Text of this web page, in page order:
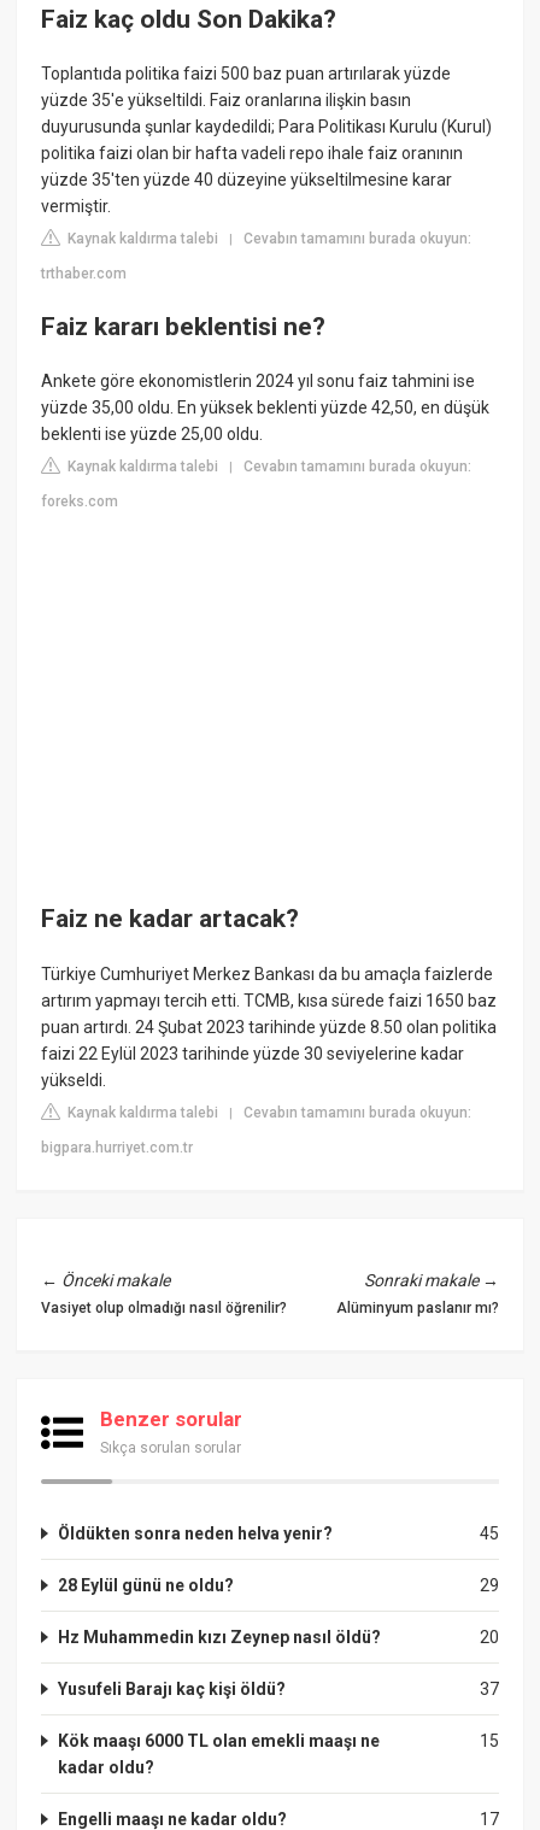
Faiz kaç oldu Son Dakika?
Toplantıda politika faizi 500 baz puan artırılarak yüzde
yüzde 35'e yükseltildi. Faiz oranlarına ilişkin basın
duyurusunda şunlar kaydedildi; Para Politikası Kurulu (Kurul)
politika faizi olan bir hafta vadeli repo ihale faiz oranının
yüzde 35'ten yüzde 40 düzeyine yükseltilmesine karar
vermiştir.
Kaynak kaldırma talebi |Cevabın tamamını burada okuyun:
trthaber.com
Faiz kararı beklentisi ne?
Ankete göre ekonomistlerin 2024 yıl sonu faiz tahmini ise
yüzde 35,00 oldu. En yüksek beklenti yüzde 42,50, en düşük
beklenti ise yüzde 25,00 oldu.
Kaynak kaldırma talebi |Cevabın tamamını burada okuyun:
foreks.com
Faiz ne kadar artacak?
Türkiye Cumhuriyet Merkez Bankası da bu amaçla faizlerde
artırım yapmayı tercih etti. TCMB, kısa sürede faizi 1650 baz
puan artırdı. 24 Şubat 2023 tarihinde yüzde 8.50 olan politika
faizi 22 Eylül 2023 tarihinde yüzde 30 seviyelerine kadar
yükseldi.
Kaynak kaldırma talebi |Cevabın tamamını burada okuyun:
bigpara.hurriyet.com.tr
← Önceki makale
Vasiyet olup olmadığı nasıl öğrenilir?
Sonraki makale→
Alüminyum paslanır mı?
Benzer sorular
Sıkça sorulan sorular
45
Öldükten sonra neden helva yenir?
29
28 Eylül günü ne oldu?
20
Hz Muhammedin kızı Zeynep nasıl öldü?
37
Yusufeli Barajı kaç kişi öldü?
15
Kök maaşı 6000 TL olan emekli maaşı ne
kadar oldu?
17
Engelli maaşı ne kadar oldu?